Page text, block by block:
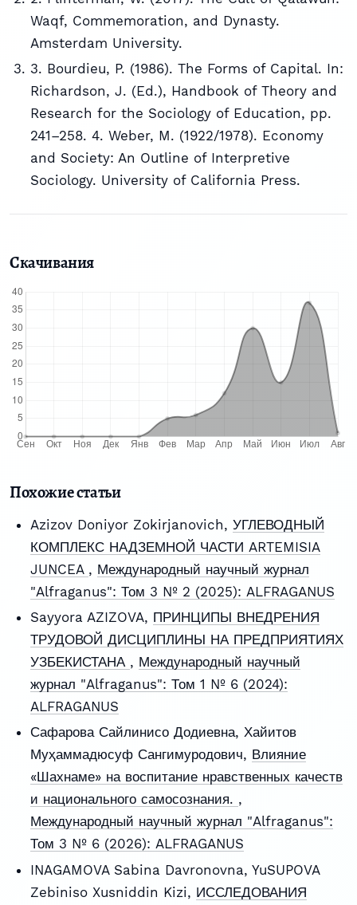
Waqf, Commemoration, and Dynasty.
Amsterdam University.
3. Bourdieu, P. (1986). The Forms of Capital. In:
Richardson, J. (Ed.), Handbook of Theory and
Research for the Sociology of Education, pp.
241–258. 4. Weber, M. (1922/1978). Economy
and Society: An Outline of Interpretive
Sociology. University of California Press.
Скачивания
Похожие статьи
Azizov Doniyor Zokirjanovich, УГЛЕВОДНЫЙ
КОМПЛЕКС НАДЗЕМНОЙ ЧАСТИ ARTEMISIA
JUNCEA , Международный научный журнал
"Alfraganus": Том 3 № 2 (2025): ALFRAGANUS
Sayyora AZIZOVA, ПРИНЦИПЫ ВНЕДРЕНИЯ
ТРУДОВОЙ ДИСЦИПЛИНЫ НА ПРЕДПРИЯТИЯХ
УЗБЕКИСТАНА , Международный научный
журнал "Alfraganus": Том 1 № 6 (2024):
ALFRAGANUS
Сафарова Сайлинисо Додиевна, Хайитов
Муҳаммадюсуф Сангимуродович, Влияние
«Шахнаме» на воспитание нравственных качеств
и национального самосознания. ,
Международный научный журнал "Alfraganus":
Том 3 № 6 (2026): ALFRAGANUS
INAGAMOVA Sabina Davronovna, YuSUPOVA
Zebiniso Xusniddin Kizi, ИССЛЕДОВАНИЯ